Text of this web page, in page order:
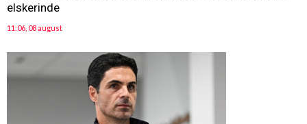
elskerinde
11:06, 08 august